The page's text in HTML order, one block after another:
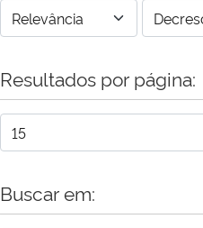
Resultados por página:
Buscar em: